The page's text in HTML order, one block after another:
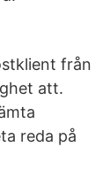
från
att.
reda på